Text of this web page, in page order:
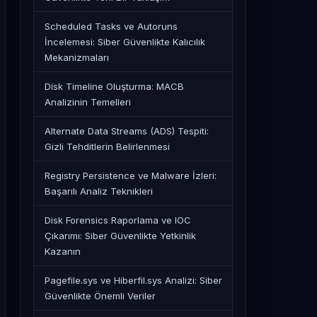
Scheduled Tasks ve Autoruns
İncelemesi: Siber Güvenlikte Kalıcılık
Mekanizmaları
Disk Timeline Oluşturma: MACB
Analizinin Temelleri
Alternate Data Streams (ADS) Tespiti:
Gizli Tehditlerin Belirlenmesi
Registry Persistence ve Malware İzleri:
Başarılı Analiz Teknikleri
Disk Forensics Raporlama ve IOC
Çıkarımı: Siber Güvenlikte Yetkinlik
Kazanın
Pagefile.sys ve Hiberfil.sys Analizi: Siber
Güvenlikte Önemli Veriler